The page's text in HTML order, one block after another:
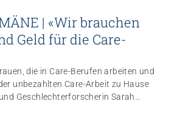
| «Wir brauchen
Geld für die Care-
die in Care-Berufen arbeiten und
unbezahlten Care-Arbeit zu Hause
Geschlechterforscherin Sarah
(IZFG) der Uni Bern erläutert zentrale